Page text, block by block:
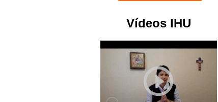
Vídeos IHU
play_circle_outline